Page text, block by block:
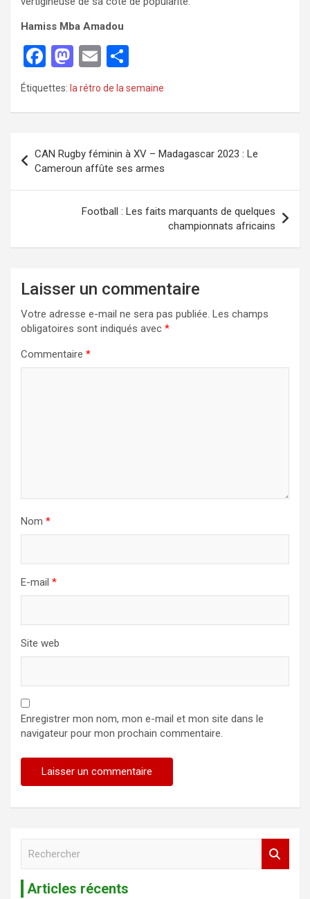
Hamiss Mba Amadou
F
a
ce
o
o
k
M
st
d
o
n
E
m
ail ta
er
Étiquettes: la rétro de la semaine
CAN Rugby féminin à XV – Madagascar 2023 : Le
Cameroun affûte ses armes
Football : Les faits marquants de quelques
championnats africains
Laisser un commentaire
Votre adresse e-mail ne sera pas publiée. Les champs
obligatoires sont indiqués avec *
Commentaire *
Nom *
E-mail *
Site web
Enregistrer mon nom, mon e-mail et mon site dans le
navigateur pour mon prochain commentaire.
Articles récents